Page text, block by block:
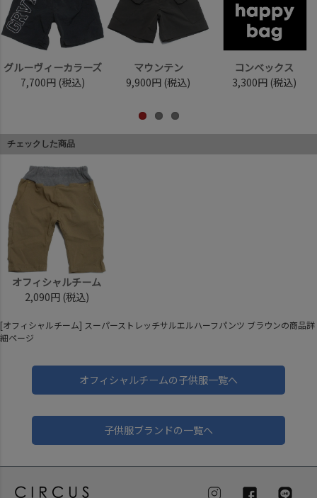
グルーヴィーカラーズ
7,700円 (税込)
マウンテン
9,900円 (税込)
コンベックス
3,300円 (税込)
チェックした商品
オフィシャルチーム
2,090円 (税込)
[オフィシャルチーム] スーパーストレッチサルエルハーフパンツ ブラウンの商品詳
細ページ
オフィシャルチームの子供服一覧へ
子供服ブランドの一覧へ